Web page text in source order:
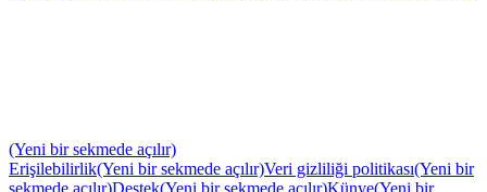
(Yeni bir sekmede açılır)
Erişilebilirlik(Yeni bir sekmede açılır)Veri gizliliği politikası(Yeni bir
sekmede açılır)Destek(Yeni bir sekmede açılır)Künye(Yeni bir